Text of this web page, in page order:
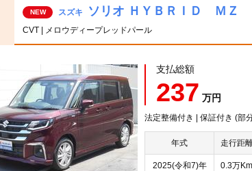
NEW スズキ ソリオ ＨＹＢＲＩＤ ＭＺ
CVT | メロウディープレッドパール
支払総額
237 万円
法定整備付き | 保証付き (部
年式 走行距
2025(令和7)年 0.3万Km